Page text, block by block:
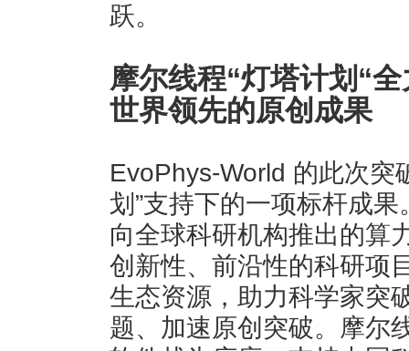
跃。
摩尔线程“灯塔计划 “
世界领先的原创成果
EvoPhys-World 的此次突
划”支持下的一项标杆成果
向全球科研机构推出的算
创新性、前沿性的科研项
生态资源，助力科学家突
题、加速原创突破。摩尔